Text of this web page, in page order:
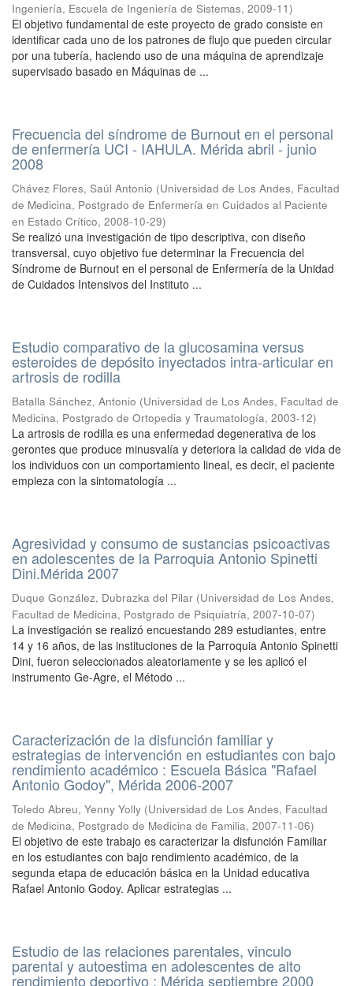
Ingeniería, Escuela de Ingeniería de Sistemas, 2009-11)
El objetivo fundamental de este proyecto de grado consiste en
identificar cada uno de los patrones de flujo que pueden circular
por una tubería, haciendo uso de una máquina de aprendizaje
supervisado basado en Máquinas de ...
Frecuencia del síndrome de Burnout en el personal
de enfermería UCI - IAHULA. Mérida abril - junio
2008
Chávez Flores, Saúl Antonio (Universidad de Los Andes, Facultad
de Medicina, Postgrado de Enfermería en Cuidados al Paciente
en Estado Crítico, 2008-10-29)
Se realizó una investigación de tipo descriptiva, con diseño
transversal, cuyo objetivo fue determinar la Frecuencia del
Síndrome de Burnout en el personal de Enfermería de la Unidad
de Cuidados Intensivos del Instituto ...
Estudio comparativo de la glucosamina versus
esteroides de depósito inyectados intra-articular en
artrosis de rodilla
Batalla Sánchez, Antonio (Universidad de Los Andes, Facultad de
Medicina, Postgrado de Ortopedia y Traumatología, 2003-12)
La artrosis de rodilla es una enfermedad degenerativa de los
gerontes que produce minusvalía y deteriora la calidad de vida de
los individuos con un comportamiento lineal, es decir, el paciente
empieza con la sintomatología ...
Agresividad y consumo de sustancias psicoactivas
en adolescentes de la Parroquia Antonio Spinetti
Dini.Mérida 2007
Duque González, Dubrazka del Pilar (Universidad de Los Andes,
Facultad de Medicina, Postgrado de Psiquiatría, 2007-10-07)
La investigación se realizó encuestando 289 estudiantes, entre
14 y 16 años, de las instituciones de la Parroquia Antonio Spinetti
Dini, fueron seleccionados aleatoriamente y se les aplicó el
instrumento Ge-Agre, el Método ...
Caracterización de la disfunción familiar y
estrategias de intervención en estudiantes con bajo
rendimiento académico : Escuela Básica "Rafael
Antonio Godoy", Mérida 2006-2007
Toledo Abreu, Yenny Yolly (Universidad de Los Andes, Facultad
de Medicina, Postgrado de Medicina de Familia, 2007-11-06)
El objetivo de este trabajo es caracterizar la disfunción Familiar
en los estudiantes con bajo rendimiento académico, de la
segunda etapa de educación básica en la Unidad educativa
Rafael Antonio Godoy. Aplicar estrategias ...
Estudio de las relaciones parentales, vinculo
parental y autoestima en adolescentes de alto
rendimiento deportivo : Mérida septiembre 2000